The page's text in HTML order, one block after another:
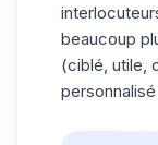
beaucoup
(ciblé, utile,